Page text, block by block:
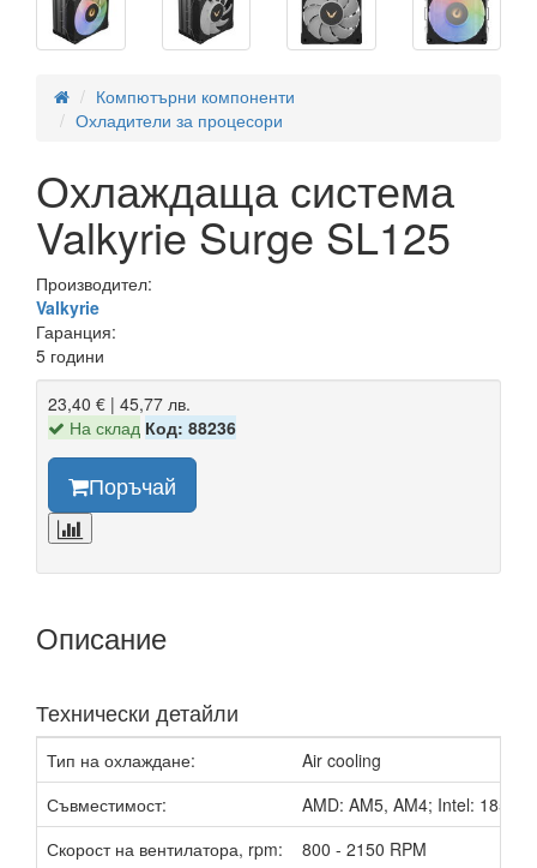
Компютърни компоненти
Охладители за процесори
Охлаждаща система
Valkyrie Surge SL125
Производител:
Valkyrie
Гаранция:
5 години
23,40 € | 45,77 лв.
На склад Код: 88236
Поръчай
Описание
Технически детайли
Тип на охлаждане:
Air cooling
Съвместимост:
AMD: AM5, AM4; Intel: 1851,
Скорост на вентилатора, rpm:
800 - 2150 RPM